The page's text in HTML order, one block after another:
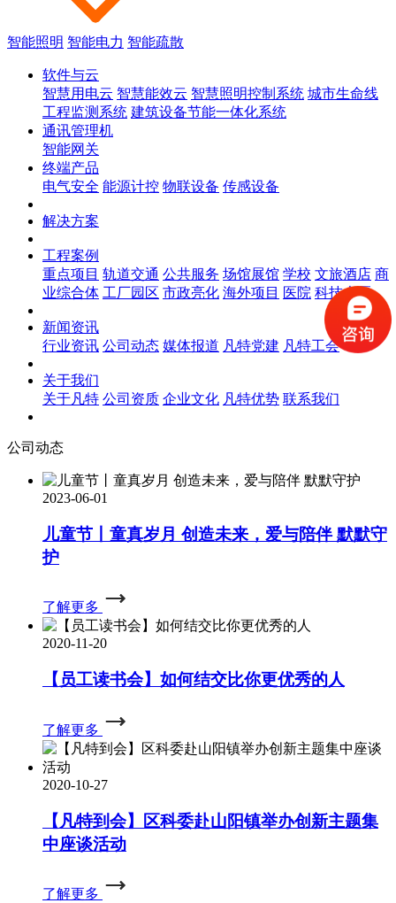
智能照明 智能电力 智能疏散
软件与云
智慧用电云 智慧能效云 智慧照明控制系统 城市生命线
工程监测系统 建筑设备节能一体化系统
通讯管理机
智能网关
终端产品
电气安全 能源计控 物联设备 传感设备
解决方案
工程案例
重点项目 轨道交通 公共服务 场馆展馆 学校 文旅酒店 商
业综合体 工厂园区 市政亮化 海外项目 医院 科技大厦
新闻资讯
行业资讯 公司动态 媒体报道 凡特党建 凡特工会
关于我们
关于凡特 公司资质 企业文化 凡特优势 联系我们
公司动态
2023-06-01
儿童节丨童真岁月 创造未来，爱与陪伴 默默守
护
了解更多
2020-11-20
【员工读书会】如何结交比你更优秀的人
了解更多
2020-10-27
【凡特到会】区科委赴山阳镇举办创新主题集
中座谈活动
了解更多